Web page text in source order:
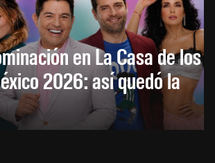
en La Casa de los
2026: así quedó la